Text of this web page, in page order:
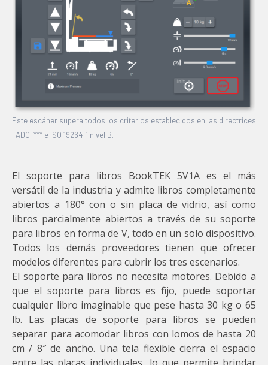
Este escáner supera todos los criterios establecidos en las directrices
FADGI *** e ISO 19264-1 nivel B.
El soporte para libros BookTEK 5V1A es el más
versátil de la industria y admite libros completamente
abiertos a 180° con o sin placa de vidrio, así como
libros parcialmente abiertos a través de su soporte
para libros en forma de V, todo en un solo dispositivo.
Todos los demás proveedores tienen que ofrecer
modelos diferentes para cubrir los tres escenarios.
El soporte para libros no necesita motores. Debido a
que el soporte para libros es fijo, puede soportar
cualquier libro imaginable que pese hasta 30 kg o 65
lb. Las placas de soporte para libros se pueden
separar para acomodar libros con lomos de hasta 20
cm / 8″ de ancho. Una tela flexible cierra el espacio